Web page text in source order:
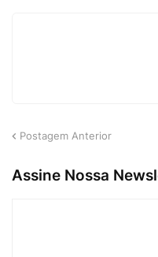
Postagem Anterior
Assine Nossa